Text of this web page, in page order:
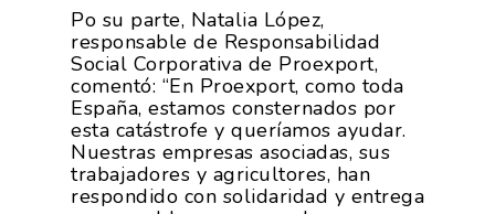
Po su parte, Natalia López,
responsable de Responsabilidad
Social Corporativa de Proexport,
comentó: “En Proexport, como toda
España, estamos consternados por
esta catástrofe y queríamos ayudar.
Nuestras empresas asociadas, sus
trabajadores y agricultores, han
respondido con solidaridad y entrega
Servicios
Forma Parte De
PROEXPORT
Agua
Calidad Y Seguridad
Alimentaria
Innovación
Internacionalización
Comunicación 2024
Datos 2024
Histórico
Exportaciones 2019
Exportaciones 2018
Empleo Y
Formación
Bolsa De Empleo
Formación
Iniciativas
Modificación Ley Mar
I+S PRO